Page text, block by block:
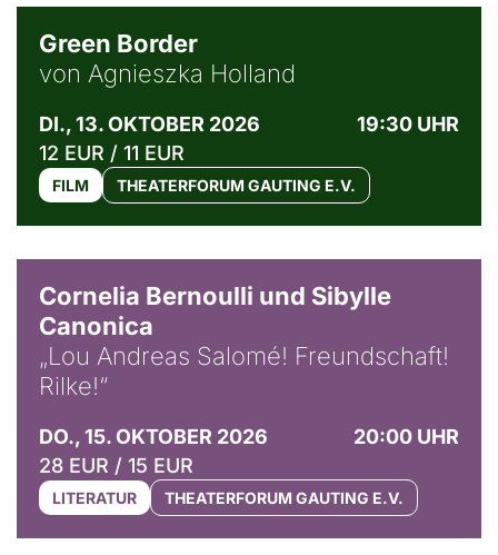
Green Border
von Agnieszka Holland
DI., 13. OKTOBER 2026
19:30 UHR
12 EUR / 11 EUR
FILM THEATERFORUM GAUTING E.V.
Cornelia Bernoulli und Sibylle
Canonica
„Lou Andreas Salomé! Freundschaft!
Rilke!“
DO., 15. OKTOBER 2026
20:00 UHR
28 EUR / 15 EUR
LITERATUR THEATERFORUM GAUTING E.V.